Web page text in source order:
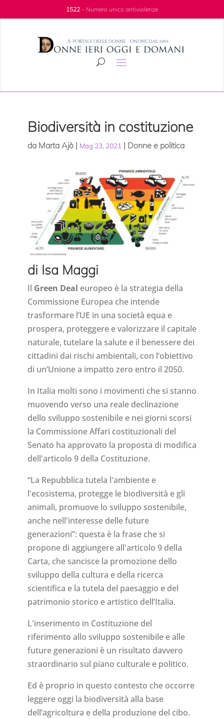
1522– Numero unico antiviolenze
Biodiversità in costituzione
da Marta Ajò| Mag 23, 2021| Donne e politica
di Isa Maggi
Il Green Deal europeo è la strategia della
Commissione Europea che intende
trasformare l’UE in una società equa e
prospera, proteggere e valorizzare il capitale
naturale, tutelare la salute e il benessere dei
cittadini dai rischi ambientali, con l’obiettivo
di un’Unione a impatto zero entro il 2050.
In Italia molti sono i movimenti che si stanno
muovendo verso una reale declinazione
dello sviluppo sostenibile e nei giorni scorsi
la Commissione Affari costituzionali del
Senato ha approvato la proposta di modifica
dell'articolo 9 della Costituzione.
“La Repubblica tutela l'ambiente e
l'ecosistema, protegge le biodiversità e gli
animali, promuove lo sviluppo sostenibile,
anche nell'interesse delle future
generazioni”: questa è la frase che si
propone di aggiungere all'articolo 9 della
Carta, che sancisce la promozione dello
sviluppo della cultura e della ricerca
scientifica e la tutela del paesaggio e del
patrimonio storico e artistico dell’Italia.
L'inserimento in Costituzione del
riferimento allo sviluppo sostenibile e alle
future generazioni è un risultato davvero
straordinario sul piano culturale e politico.
Ed è proprio in questo contesto che occorre
leggere oggi la biodiversità alla base
dell’agricoltura e della produzione del cibo.